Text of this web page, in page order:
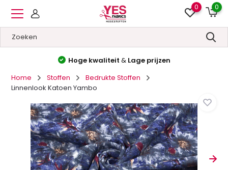
0 0
Hoge kwaliteit & Lage prijzen
Home
Stoffen
Bedrukte Stoffen
Linnenlook Katoen Yambo